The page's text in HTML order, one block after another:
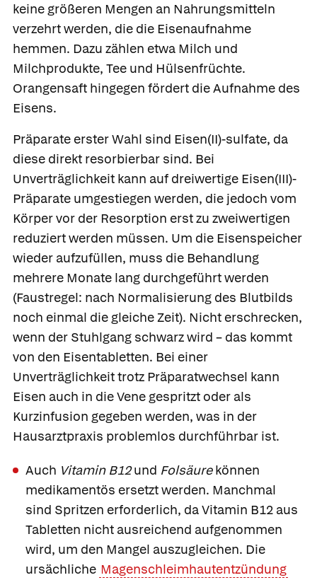
keine größeren Mengen an Nahrungsmitteln
verzehrt werden, die die Eisenaufnahme
hemmen. Dazu zählen etwa Milch und
Milchprodukte, Tee und Hülsenfrüchte.
Orangensaft hingegen fördert die Aufnahme des
Eisens.
Präparate erster Wahl sind Eisen(II)-sulfate, da
diese direkt resorbierbar sind. Bei
Unverträglichkeit kann auf dreiwertige Eisen(III)-
Präparate umgestiegen werden, die jedoch vom
Körper vor der Resorption erst zu zweiwertigen
reduziert werden müssen. Um die Eisenspeicher
wieder aufzufüllen, muss die Behandlung
mehrere Monate lang durchgeführt werden
(Faustregel: nach Normalisierung des Blutbilds
noch einmal die gleiche Zeit). Nicht erschrecken,
wenn der Stuhlgang schwarz wird – das kommt
von den Eisentabletten. Bei einer
Unverträglichkeit trotz Präparatwechsel kann
Eisen auch in die Vene gespritzt oder als
Kurzinfusion gegeben werden, was in der
Hausarztpraxis problemlos durchführbar ist.
Auch Vitamin B12und Folsäurekönnen
medikamentös ersetzt werden. Manchmal
sind Spritzen erforderlich, da Vitamin B12 aus
Tabletten nicht ausreichend aufgenommen
wird, um den Mangel auszugleichen. Die
ursächliche Magenschleimhautentzündung